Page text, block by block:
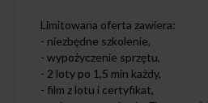
Limitowana oferta zawiera:
- niezbędne szkolenie,
- wypożyczenie sprzętu,
- 2 loty po 1,5 min każdy,
- film z lotu i certyfikat,